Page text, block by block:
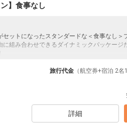
】食事なし
ットになったスタンダードな＜食事なし＞
に組み合わせできるダイナミックパッケージ
（またはJALグループ）確約！フライトマ
ーや現地交通・体験プランなどの追加（同時
寝具を利用されず添い寝でのお申込みにつ
旅行代金 （航空券+宿泊 2
詳細